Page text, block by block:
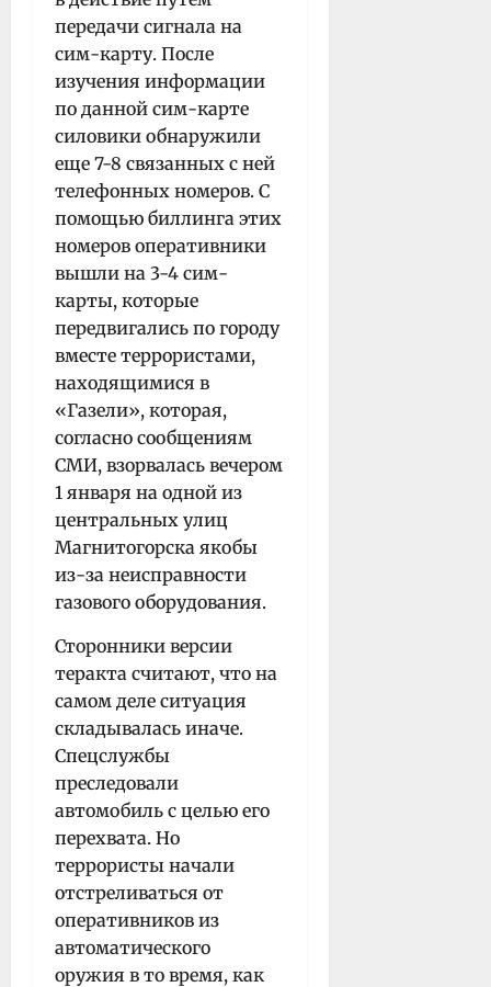
передачи сигнала на
сим-карту. После
изучения информации
по данной сим-карте
силовики обнаружили
еще 7-8 связанных с ней
телефонных номеров. С
помощью биллинга этих
номеров оперативники
вышли на 3-4 сим-
карты, которые
передвигались по городу
вместе террористами,
находящимися в
«Газели», которая,
согласно сообщениям
СМИ, взорвалась вечером
1 января на одной из
центральных улиц
Магнитогорска якобы
из-за неисправности
газового оборудования.
Сторонники версии
теракта считают, что на
самом деле ситуация
складывалась иначе.
Спецслужбы
преследовали
автомобиль с целью его
перехвата. Но
террористы начали
отстреливаться от
оперативников из
автоматического
оружия в то время, как